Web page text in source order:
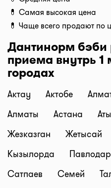
Караганда?
кнопке "Купить",
"Выбрать аптеку" и
препараты домой или
цене. Средняя цена
момент от 1500 тг. до
от времени суток и
адресом доставки).
Бронирование и
Наш сервис позволяет
забрать самому в
мы забронируем ваш
получения. Важно:
💊 Самая высокая цена
💊 Чаще всего продают по
Дантинорм бэби
приема внутрь
городах
Актау Актобе
Алматы
Астана
Жезказган
Жетысай
Кызылорда
Павлодар
Сатпаев
Семей